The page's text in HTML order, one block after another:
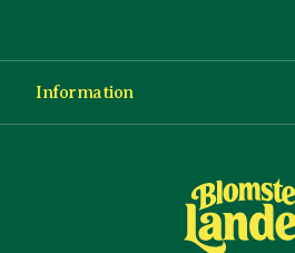
Information
Köp- och leveransvillkor